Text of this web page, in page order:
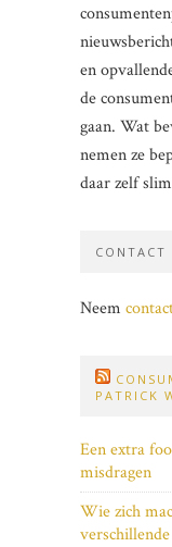
en
de
gaan. Wat
nemen ze
daar zelf
CONTACT
Neem
PATRICK
Een extra
misdragen
Wie zich